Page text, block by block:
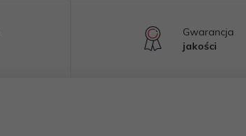
Gwarancja
jakości